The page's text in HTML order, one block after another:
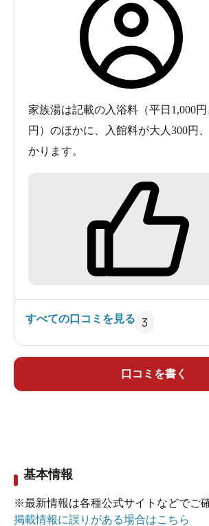
家族湯は記載の入浴料（平日1,000
円）のほかに、入館料が大人300円
かります。
すべての口コミを見る 3
口コミを書く
基本情報
※最新情報は各種公式サイトなどでご
掲載情報に誤りがある場合はこちら